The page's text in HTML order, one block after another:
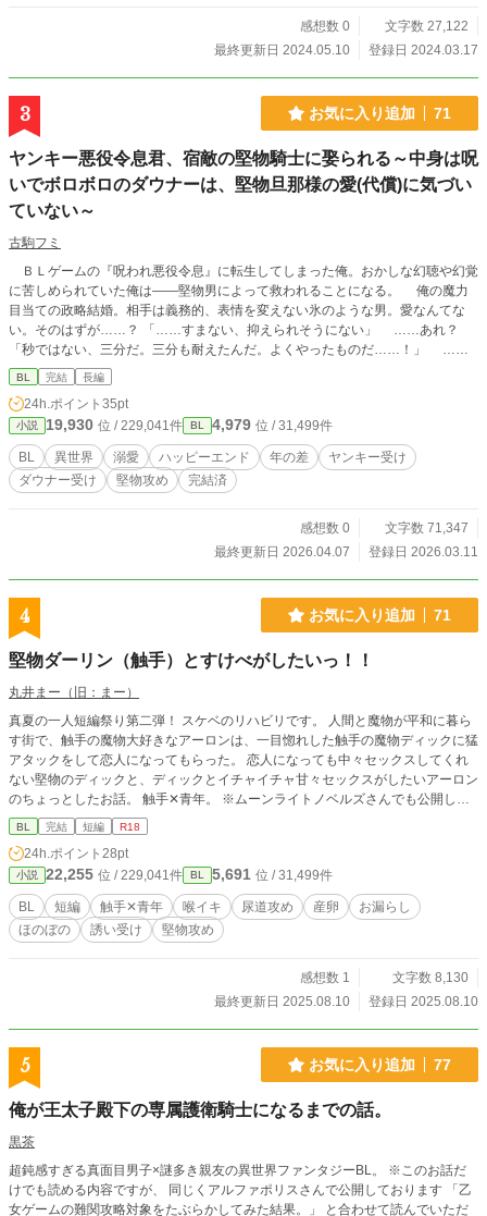
感想数 0
文字数 27,122
最終更新日 2024.05.10
登録日 2024.03.17
3 お気に入り追加 71
ヤンキー悪役令息君、宿敵の堅物騎士に娶られる～中身は呪
いでボロボロのダウナーは、堅物旦那様の愛(代償)に気づい
ていない～
古駒フミ
ＢＬゲームの『呪われ悪役令息』に転生してしまった俺。おかしな幻聴や幻覚
に苦しめられていた俺は――堅物男によって救われることになる。 俺の魔力
目当ての政略結婚。相手は義務的、表情を変えない氷のような男。愛なんてな
い。そのはずが……？ 「……すまない、抑えられそうにない」 ……あれ？
「秒ではない、三分だ。三分も耐えたんだ。よくやったものだ……！」 ……
待て待て？ 「堪え性がなくて申し訳ない。愛しさが止まらないんだ……」 こ
の堅物旦那様……様子がおかしい！？ 必死過ぎるヤンキーと、愛が重すぎて
堪え性のなくなった堅物男。 その独占欲は呪いすら凌駕する――。
BL 完結 長編
24h.ポイント 35pt
小説 19,930 位 / 229,041件 BL 4,979 位 / 31,499件
BL 異世界 溺愛 ハッピーエンド 年の差
ヤンキー受け
ダウナー受け
堅物攻め 完結済
感想数 0
文字数 71,347
最終更新日 2026.04.07
登録日 2026.03.11
4 お気に入り追加 71
堅物ダーリン（触手）とすけべがしたいっ！！
丸井まー（旧：まー）
真夏の一人短編祭り第二弾！ スケベのリハビリです。 人間と魔物が平和に暮ら
す街で、触手の魔物大好きなアーロンは、一目惚れした触手の魔物ディックに猛
アタックをして恋人になってもらった。 恋人になっても中々セックスしてくれ
ない堅物のディックと、ディックとイチャイチャ甘々セックスがしたいアーロン
のちょっとしたお話。 触手✕青年。 ※ムーンライトノベルズさんでも公開して
おります。
BL 完結 短編 R18
24h.ポイント 28pt
小説 22,255 位 / 229,041件 BL 5,691 位 / 31,499件
BL 短編 触手✕青年 喉イキ 尿道攻め 産卵
お漏らし
ほのぼの
誘い受け 堅物攻め
感想数 1
文字数 8,130
最終更新日 2025.08.10
登録日 2025.08.10
5 お気に入り追加 77
俺が王太子殿下の専属護衛騎士になるまでの話。
黒茶
超鈍感すぎる真面目男子×謎多き親友の異世界ファンタジーBL。 ※このお話だ
けでも読める内容ですが、 同じくアルファポリスさんで公開しております 「乙
女ゲームの難関攻略対象をたぶらかしてみた結果。」 と合わせて読んでいただ